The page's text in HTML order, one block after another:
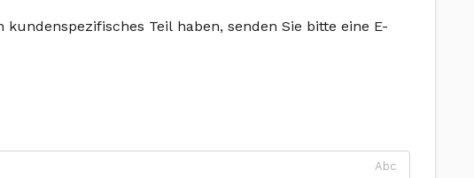
Teil haben, senden Sie bitte eine E-
Abc